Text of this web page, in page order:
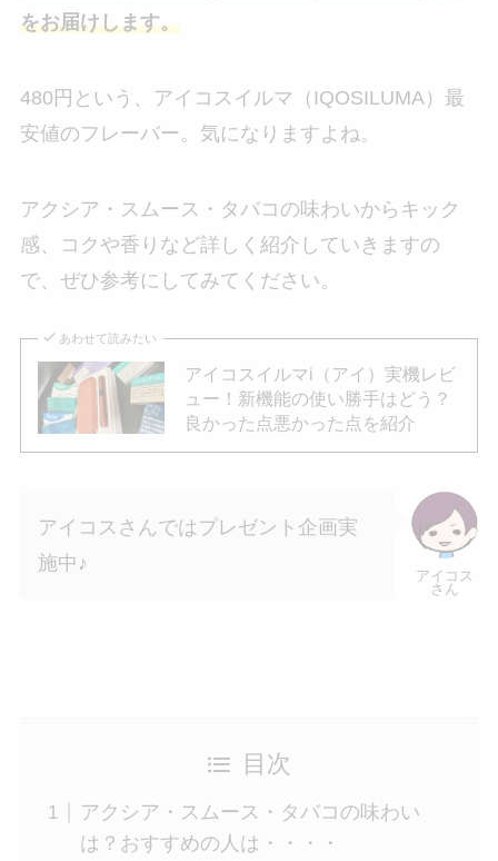
をお届けします。
480円という、アイコスイルマ（IQOSILUMA）最
安値のフレーバー。気になりますよね。
アクシア・スムース・タバコの味わいからキック
感、コクや香りなど詳しく紹介していきますの
で、ぜひ参考にしてみてください。
あわせて読みたい
アイコスイルマi（アイ）実機レビ
ュー！新機能の使い勝手はどう？
良かった点悪かった点を紹介
アイコス
さん
アイコスさんではプレゼント企画実
施中♪
目次
アクシア・スムース・タバコの味わい
は？おすすめの人は・・・・